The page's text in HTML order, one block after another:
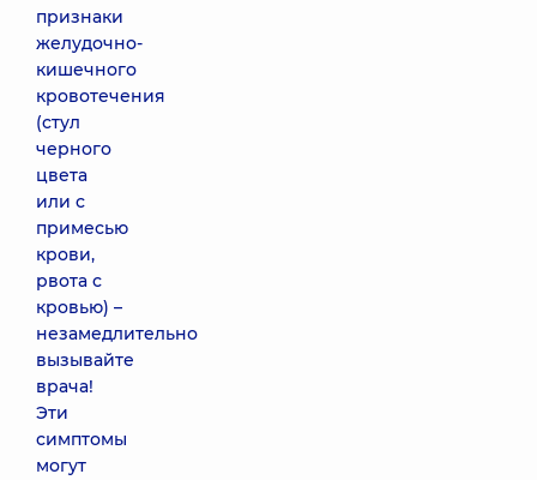
признаки
желудочно-
кишечного
кровотечения
(стул
черного
цвета
или с
примесью
крови,
рвота с
кровью) –
незамедлительно
вызывайте
врача!
Эти
симптомы
могут